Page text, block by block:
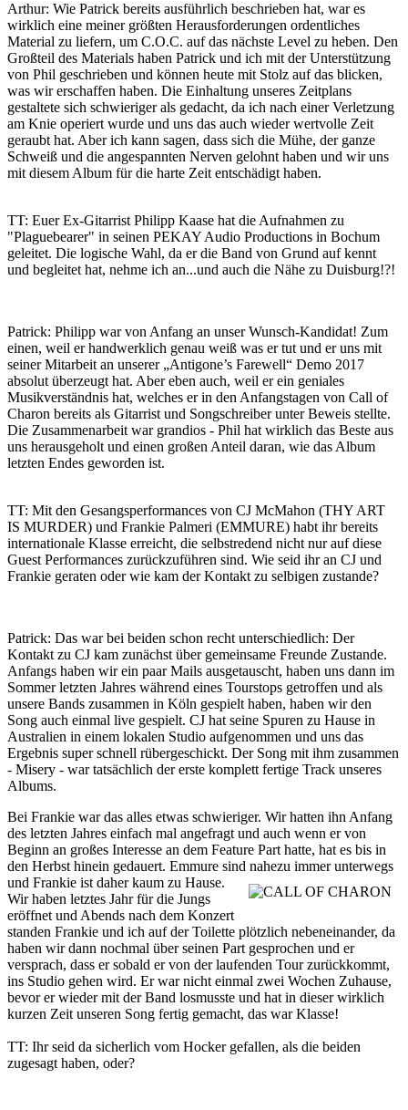
Arthur: Wie Patrick bereits ausführlich beschrieben hat, war es
wirklich eine meiner größten Herausforderungen ordentliches
Material zu liefern, um C.O.C. auf das nächste Level zu heben. Den
Großteil des Materials haben Patrick und ich mit der Unterstützung
von Phil geschrieben und können heute mit Stolz auf das blicken,
was wir erschaffen haben. Die Einhaltung unseres Zeitplans
gestaltete sich schwieriger als gedacht, da ich nach einer Verletzung
am Knie operiert wurde und uns das auch wieder wertvolle Zeit
geraubt hat. Aber ich kann sagen, dass sich die Mühe, der ganze
Schweiß und die angespannten Nerven gelohnt haben und wir uns
mit diesem Album für die harte Zeit entschädigt haben.
TT: Euer Ex-Gitarrist Philipp Kaase hat die Aufnahmen zu
"Plaguebearer" in seinen PEKAY Audio Productions in Bochum
geleitet. Die logische Wahl, da er die Band von Grund auf kennt
und begleitet hat, nehme ich an...und auch die Nähe zu Duisburg!?!
Patrick: Philipp war von Anfang an unser Wunsch-Kandidat! Zum
einen, weil er handwerklich genau weiß was er tut und er uns mit
seiner Mitarbeit an unserer „Antigone’s Farewell“ Demo 2017
absolut überzeugt hat. Aber eben auch, weil er ein geniales
Musikverständnis hat, welches er in den Anfangstagen von Call of
Charon bereits als Gitarrist und Songschreiber unter Beweis stellte.
Die Zusammenarbeit war grandios - Phil hat wirklich das Beste aus
uns herausgeholt und einen großen Anteil daran, wie das Album
letzten Endes geworden ist.
TT: Mit den Gesangsperformances von CJ McMahon (THY ART
IS MURDER) und Frankie Palmeri (EMMURE) habt ihr bereits
internationale Klasse erreicht, die selbstredend nicht nur auf diese
Guest Performances zurückzuführen sind. Wie seid ihr an CJ und
Frankie geraten oder wie kam der Kontakt zu selbigen zustande?
Patrick: Das war bei beiden schon recht unterschiedlich: Der
Kontakt zu CJ kam zunächst über gemeinsame Freunde Zustande.
Anfangs haben wir ein paar Mails ausgetauscht, haben uns dann im
Sommer letzten Jahres während eines Tourstops getroffen und als
unsere Bands zusammen in Köln gespielt haben, haben wir den
Song auch einmal live gespielt. CJ hat seine Spuren zu Hause in
Australien in einem lokalen Studio aufgenommen und uns das
Ergebnis super schnell rübergeschickt. Der Song mit ihm zusammen
- Misery - war tatsächlich der erste komplett fertige Track unseres
Albums.
Bei Frankie war das alles etwas schwieriger. Wir hatten ihn Anfang
des letzten Jahres einfach mal angefragt und auch wenn er von
Beginn an großes Interesse an dem Feature Part hatte, hat es bis in
den Herbst hinein gedauert. Emmure sind nahezu immer unterwegs
und Frankie ist daher kaum zu Hause.
Wir haben letztes Jahr für die Jungs
eröffnet und Abends nach dem Konzert
standen Frankie und ich auf der Toilette plötzlich nebeneinander, da
haben wir dann nochmal über seinen Part gesprochen und er
versprach, dass er sobald er von der laufenden Tour zurückkommt,
ins Studio gehen wird. Er war nicht einmal zwei Wochen Zuhause,
bevor er wieder mit der Band losmusste und hat in dieser wirklich
kurzen Zeit unseren Song fertig gemacht, das war Klasse!
TT: Ihr seid da sicherlich vom Hocker gefallen, als die beiden
zugesagt haben, oder?